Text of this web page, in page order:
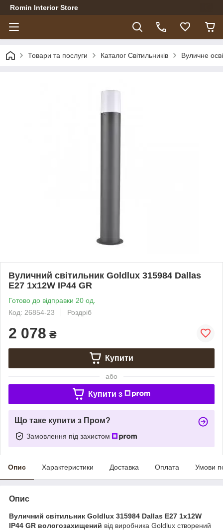
Romin Interior Store
Товари та послуги Каталог Світильників Вуличне
Вуличний світильник Goldlux 315984 Dallas
E27 1x12W IP44 GR
Готово до відправки 20 од.
Код: 26854-23
Роздріб
2 078 ₴
Купити
або
Купити з
Що таке купити з Пром?
Замовлення під захистом
Опис Характеристики Доставка Оплата Умови
Опис
Вуличний світильник Goldlux 315984 Dallas E27 1x12W
IP44 GR вологозахищений від виробника Goldlux створений